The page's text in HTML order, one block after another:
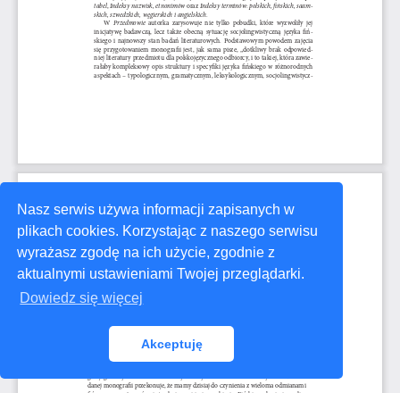
Nasz serwis używa informacji zapisanych w
plikach cookies. Korzystając z naszego serwisu
wyrażasz zgodę na ich użycie, zgodnie z
aktualnymi ustawieniami Twojej przeglądarki.
Dowiedz się więcej
Akceptuję